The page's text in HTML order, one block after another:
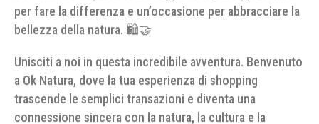
per fare la differenza e un’occasione per abbracciare la
bellezza della natura. 🛍️🤝
Unisciti a noi in questa incredibile avventura. Benvenuto
a Ok Natura, dove la tua esperienza di shopping
trascende le semplici transazioni e diventa una
connessione sincera con la natura, la cultura e la